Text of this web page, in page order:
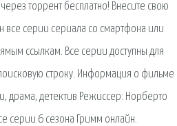
торрент бесплатно! Внесите свою
все серии сериала со смартфона или
ссылкам. Все серии доступны для
строку. Информация о фильме
драма, детектив Режиссер: Норберто
серии 6 сезона Гримм онлайн.